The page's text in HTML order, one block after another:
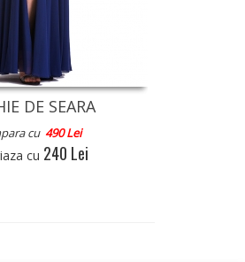
DE SEARA
cu 490 Lei
cu 240 Lei